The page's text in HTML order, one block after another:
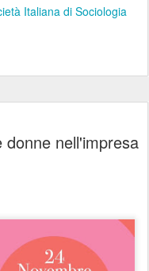
Italiana di Sociologia
donne nell'impresa